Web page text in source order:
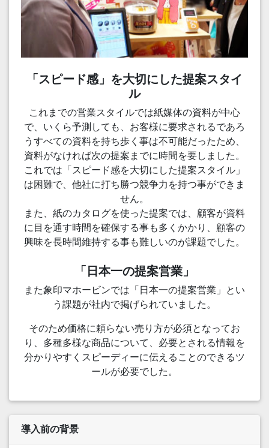
「スピード感」を大切にした提案スタイ
ル
これまでの営業スタイルでは紙媒体の資料が中心
で、いくら予測しても、お客様に要求されるであろ
うすべての資料を持ち歩く事は不可能だったため、
資料がなければ次の提案までに時間を要しました。
これでは「スピード感を大切にした提案スタイル」
は困難で、他社に打ち勝つ競争力を持つ事ができま
せん。
また、紙のカタログを使った提案では、顧客が資料
に目を通す時間を確保する事も多くかかり、顧客の
興味を長時間維持する事も難しいのが課題でした。
「日本一の提案営業」
また象印マホービンでは「日本一の提案営業」とい
う課題が社内で掲げられていました。
そのため価格に頼らない売り方が必須となってお
り、多種多様な商品について、必要とされる情報を
分かりやすくスピーディーに伝えることのできるツ
ールが必要でした。
導入前の背景